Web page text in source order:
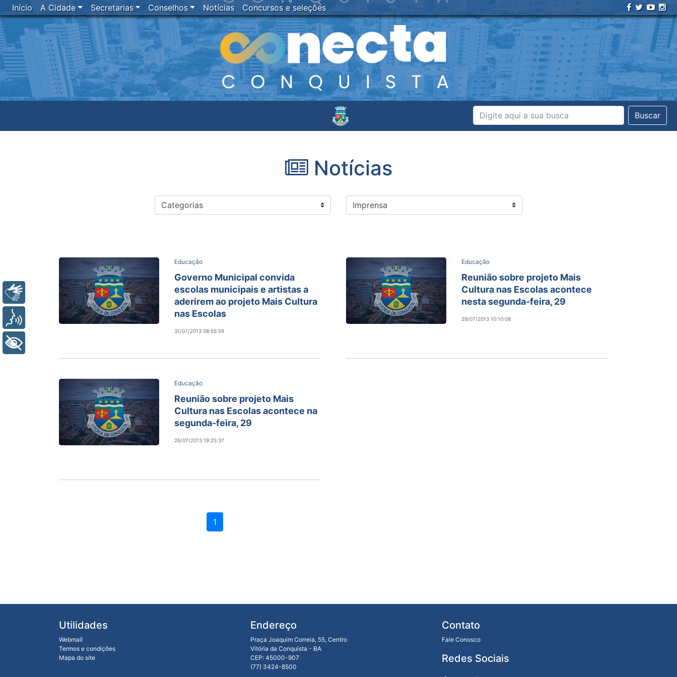
Início A Cidade Secretarias Conselhos Notícias Concursos e seleções
Buscar
Notícias
Educação
Governo Municipal convida
escolas municipais e artistas a
aderirem ao projeto Mais Cultura
nas Escolas
31/07/2013 08:55:59
Educação
Reunião sobre projeto Mais
Cultura nas Escolas acontece
nesta segunda-feira, 29
29/07/2013 10:10:08
Educação
Reunião sobre projeto Mais
Cultura nas Escolas acontece na
segunda-feira, 29
26/07/2013 19:25:37
1
Utilidades
Webmail
Termos e condições
Mapa do site
Endereço
Praça Joaquim Correia, 55, Centro
Vitória da Conquista - BA
CEP: 45000-907
(77) 3424-8500
Contato
Fale Conosco
Redes Sociais